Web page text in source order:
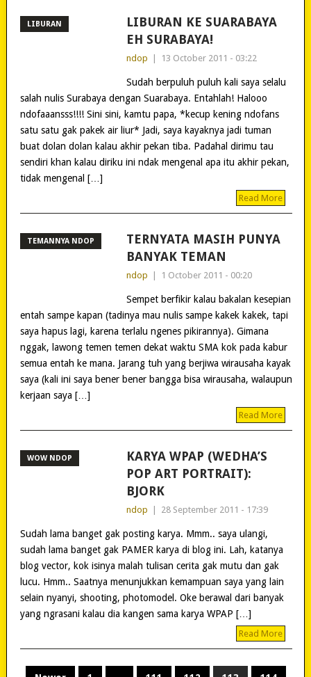
LIBURAN
LIBURAN KE SUARABAYA
EH SURABAYA!
ndop 13 October 2011 - 03:22
Sudah berpuluh puluh kali saya selalu
salah nulis Surabaya dengan Suarabaya. Entahlah! Halooo
ndofaaansss!!!! Sini sini, kamtu papa, *kecup kening ndofans
satu satu gak pakek air liur* Jadi, saya kayaknya jadi tuman
buat dolan dolan kalau akhir pekan tiba. Padahal dirimu tau
sendiri khan kalau diriku ini ndak mengenal apa itu akhir pekan,
tidak mengenal […]
Read More
TEMANNYA NDOP
TERNYATA MASIH PUNYA
BANYAK TEMAN
ndop 1 October 2011 - 00:20
Sempet berfikir kalau bakalan kesepian
entah sampe kapan (tadinya mau nulis sampe kakek kakek, tapi
saya hapus lagi, karena terlalu ngenes pikirannya). Gimana
nggak, lawong temen temen dekat waktu SMA kok pada kabur
semua entah ke mana. Jarang tuh yang berjiwa wirausaha kayak
saya (kali ini saya bener bener bangga bisa wirausaha, walaupun
kerjaan saya […]
Read More
WOW NDOP
KARYA WPAP (WEDHA’S
POP ART PORTRAIT):
BJORK
ndop 28 September 2011 - 17:39
Sudah lama banget gak posting karya. Mmm.. saya ulangi,
sudah lama banget gak PAMER karya di blog ini. Lah, katanya
blog vector, kok isinya malah tulisan cerita gak mutu dan gak
lucu. Hmm.. Saatnya menunjukkan kemampuan saya yang lain
selain nyanyi, shooting, photomodel. Oke berawal dari banyak
yang ngrasani kalau dia kangen sama karya WPAP […]
Read More